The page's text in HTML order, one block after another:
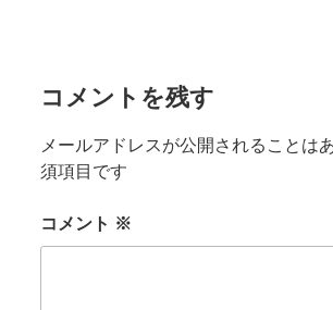
コメントを残す
メールアドレスが公開されることは
須項目です
コメント ※